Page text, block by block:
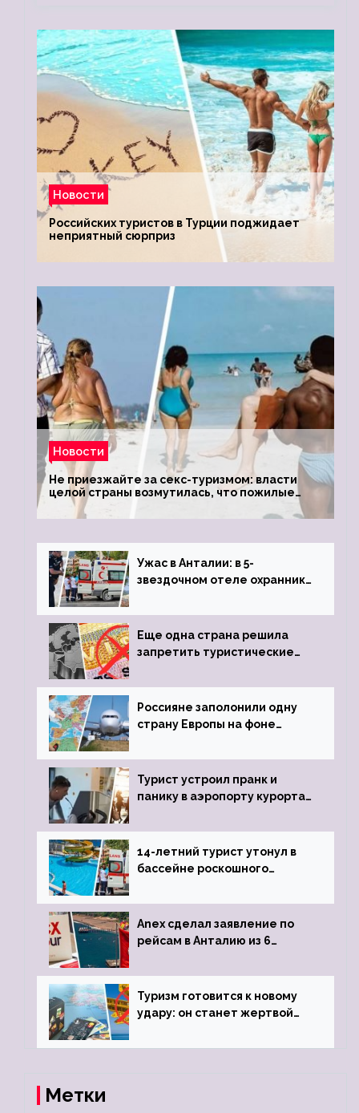
Новости
Российских туристов в Турции поджидает
неприятный сюрприз
Новости
Не приезжайте за секс-туризмом: власти
целой страны возмутилась, что пожилые
туристки массово едут к ним, чтобы
обзавестись молодыми любовниками
Ужас в Анталии: в 5-
звездочном отеле охранник
пистолета
Еще одна страна решила
запретить туристические
Россияне заполонили одну
страну Европы на фоне
виз
Турист устроил пранк и
панику в аэропорту курорта,
задержке рейса
14-летний турист утонул в
бассейне роскошного
Anex сделал заявление по
рейсам в Анталию из 6
Туризм готовится к новому
удару: он станет жертвой
Метки